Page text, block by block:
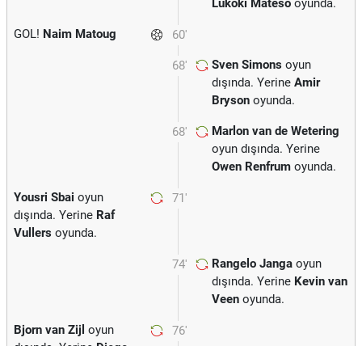
Lukoki Mateso oyunda.
60'
GOL! Naim Matoug
68' Sven Simons oyun
dışında. Yerine Amir
Bryson oyunda.
68'
Marlon van de Wetering
oyun dışında. Yerine
Owen Renfrum oyunda.
71'
Yousri Sbai oyun
dışında. Yerine Raf
Vullers oyunda.
74' Rangelo Janga oyun
dışında. Yerine Kevin van
Veen oyunda.
76'
Bjorn van Zijl oyun